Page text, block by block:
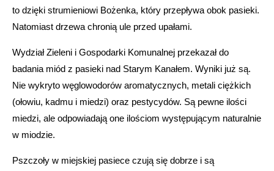
to dzięki strumieniowi Bożenka, który przepływa obok pasieki.
Natomiast drzewa chronią ule przed upałami.
Wydział Zieleni i Gospodarki Komunalnej przekazał do
badania miód z pasieki nad Starym Kanałem. Wyniki już są.
Nie wykryto węglowodorów aromatycznych, metali ciężkich
(ołowiu, kadmu i miedzi) oraz pestycydów. Są pewne ilości
miedzi, ale odpowiadają one ilościom występującym naturalnie
w miodzie.
Pszczoły w miejskiej pasiece czują się dobrze i są